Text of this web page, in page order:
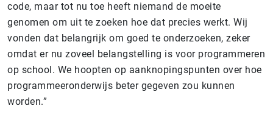
code, maar tot nu toe heeft niemand de moeite
genomen om uit te zoeken hoe dat precies werkt. Wij
vonden dat belangrijk om goed te onderzoeken, zeker
omdat er nu zoveel belangstelling is voor programmeren
op school. We hoopten op aanknopingspunten over hoe
programmeeronderwijs beter gegeven zou kunnen
worden.”